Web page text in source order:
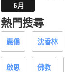
6月
熱門搜尋
惠僑 沈香林
啟思 佛教